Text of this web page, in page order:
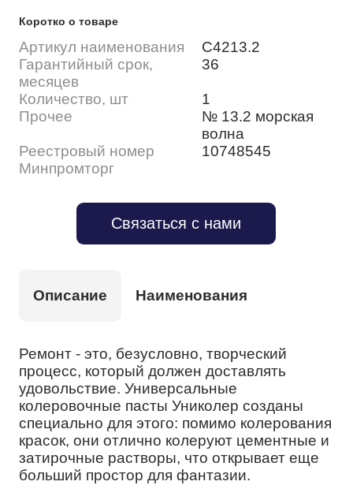
Коротко о товаре
Артикул наименования
С4213.2
Гарантийный срок,
месяцев
36
Количество, шт
1
Прочее
№ 13.2 морская
волна
Реестровый номер
Минпромторг
10748545
Связаться с нами
Описание Наименования
Ремонт - это, безусловно, творческий
процесс, который должен доставлять
удовольствие. Универсальные
колеровочные пасты Униколер созданы
специально для этого: помимо колерования
красок, они отлично колеруют цементные и
затирочные растворы, что открывает еще
больший простор для фантазии.